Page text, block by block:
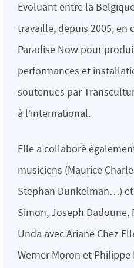
Évoluant entre la
travaille, depuis 2005, en
Paradise Now pour
performances et
soutenues par
à l’international.
Elle a collaboré
musiciens (Maurice
Stephan Dunkelman…)
Simon, Joseph Dadoune,
Unda avec Ariane Chez
Werner Moron et